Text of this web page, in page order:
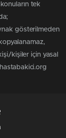
tek
gösterilmeden
kişiler için yasal